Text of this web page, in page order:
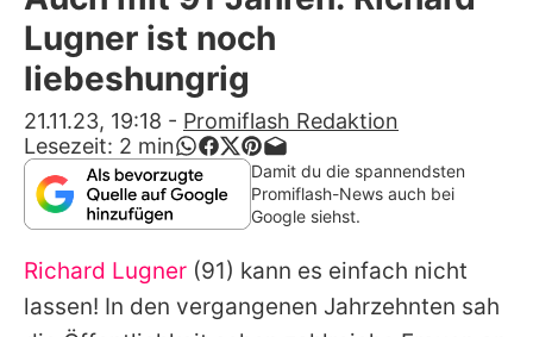
Alle Themen auf Promiflash
App runterladen
Team
Redaktionelle Richtlinien
Impressum
Datenschutzerklärung
Lugner ist noch
liebeshungrig
21.11.23, 19:18 - Promiflash Redaktion
Lesezeit: 2 min
Damit du die spannendsten
Promiflash-News auch bei
Google siehst.
Richard Lugner (91) kann es einfach nicht
lassen! In den vergangenen Jahrzehnten sah